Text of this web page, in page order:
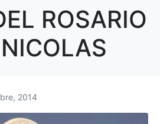
ROSARIO
2014